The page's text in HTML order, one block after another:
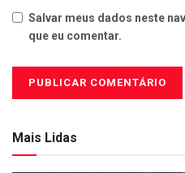
Salvar meus dados neste
que eu comentar.
Mais Lidas